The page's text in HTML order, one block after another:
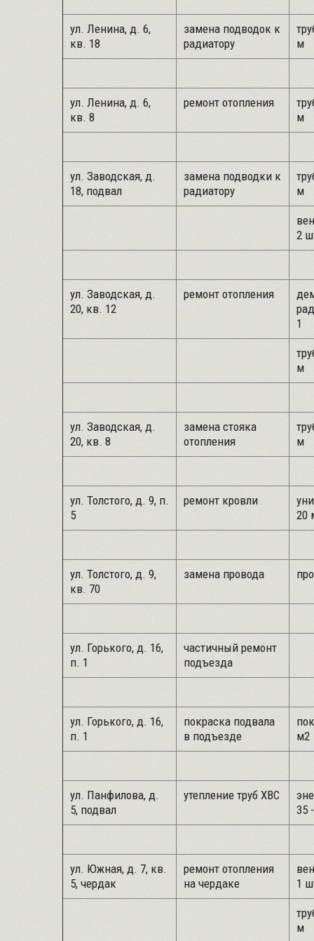
ул. Ленина, д. 6,
кв. 18
замена подводок к
радиатору
м
ул. Ленина, д. 6,
кв. 8
ремонт отопления
м
ул. Заводская, д.
18, подвал
замена подводки к
радиатору
м
2
ул. Заводская, д.
20, кв. 12
ремонт отопления
1
м
ул. Заводская, д.
20, кв. 8
замена стояка
отопления
м
ул. Толстого, д. 9, п.
5
ремонт кровли
20
ул. Толстого, д. 9,
кв. 70
замена провода
ул. Горького, д. 16,
п. 1
частичный ремонт
подъезда
ул. Горького, д. 16,
п. 1
покраска подвала
в подъезде
м2
ул. Панфилова, д.
5, подвал
утепление труб ХВС
35
ул. Южная, д. 7, кв.
5, чердак
ремонт отопления
на чердаке
1
м